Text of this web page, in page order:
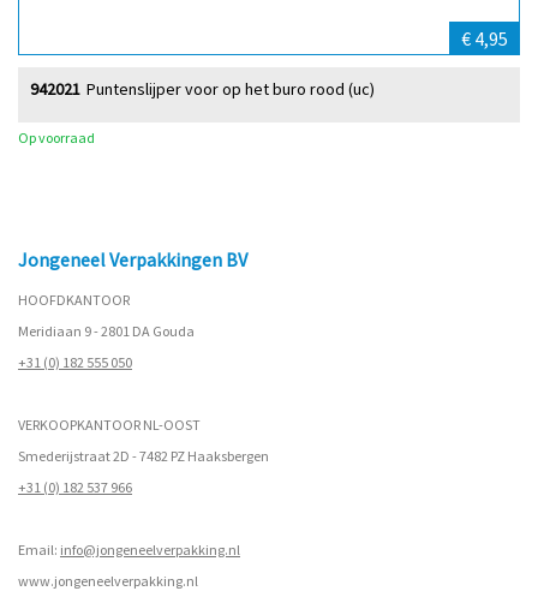
€ 4,95
Puntenslijper voor op het buro rood (uc)
942021
Op voorraad
Jongeneel Verpakkingen BV
HOOFDKANTOOR
Meridiaan 9 - 2801 DA Gouda
+31 (0) 182 555 050
VERKOOPKANTOOR NL-OOST
Smederijstraat 2D - 7482 PZ Haaksbergen
+31 (0) 182 537 966
Email: info@jongeneelverpakking.nl
www.jongeneelverpakking.nl